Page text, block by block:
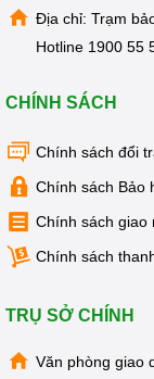
CÔNG
BỊ
NHÀ
KANGAROO
BÌNH
NÓNG
LẠNH
HÀNG
GIA
TIN
MẠI
Địa chỉ: Trạm
Hotline 1900 55
CHÍNH SÁCH
Chính sách đổi
Chính sách Bảo
Chính sách giao
Chính sách
TRỤ SỞ CHÍNH
Văn phòng giao